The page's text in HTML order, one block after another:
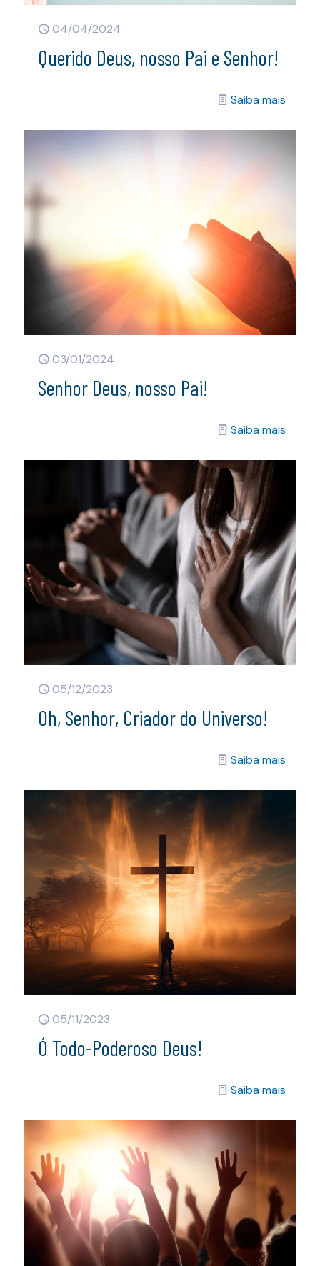
04/04/2024
Querido Deus, nosso Pai e Senhor!
Saiba mais
03/01/2024
Senhor Deus, nosso Pai!
Saiba mais
05/12/2023
Oh, Senhor, Criador do Universo!
Saiba mais
05/11/2023
Ó Todo-Poderoso Deus!
Saiba mais